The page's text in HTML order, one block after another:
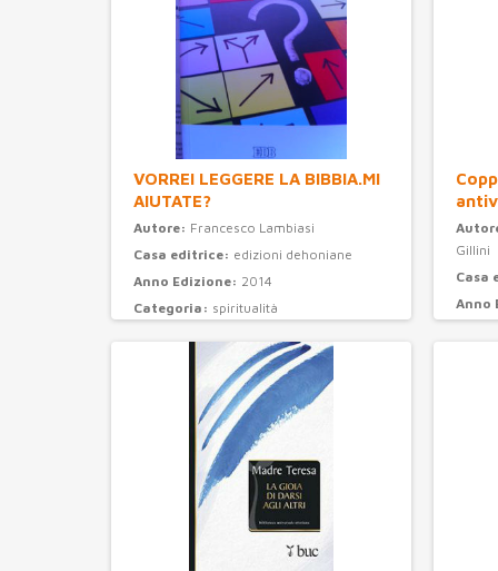
VORREI LEGGERE LA BIBBIA.MI
AIUTATE?
Autore: Francesco Lambiasi
Casa editrice: edizioni dehoniane
Anno Edizione: 2014
Categoria: spiritualità
Gillini
Casa
Anno